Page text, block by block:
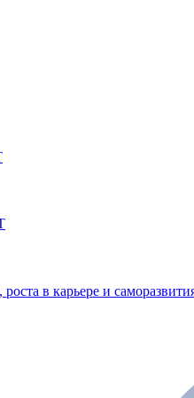
в карьере и